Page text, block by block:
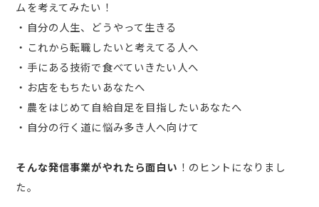
ムを考えてみたい！
・自分の人生、どうやって生きる
・これから転職したいと考えてる人へ
・手にある技術で食べていきたい人へ
・お店をもちたいあなたへ
・農をはじめて自給自足を目指したいあなたへ
・自分の行く道に悩み多き人へ向けて
そんな発信事業がやれたら面白い ！のヒントになりまし
た。